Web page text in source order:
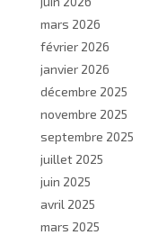
mars 2026
février 2026
janvier 2026
décembre 2025
novembre 2025
septembre 2025
juillet 2025
juin 2025
avril 2025
mars 2025